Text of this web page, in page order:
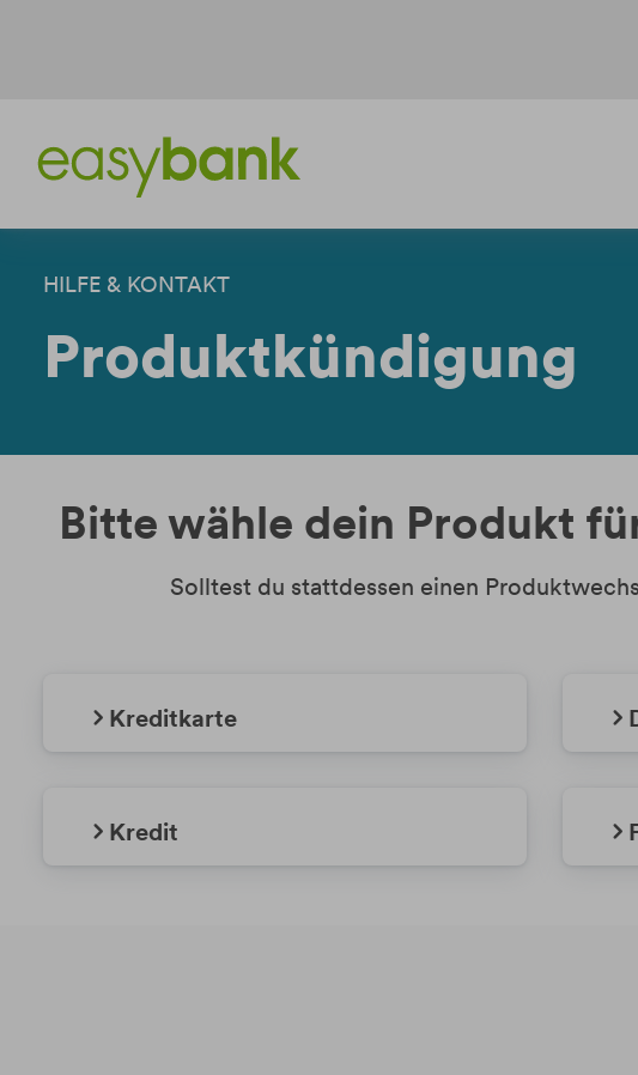
HILFE & KONTAKT
Produktkündigung
Bitte wähle dein Produkt
Solltest du stattdessen einen
Kreditkarte
Kredit